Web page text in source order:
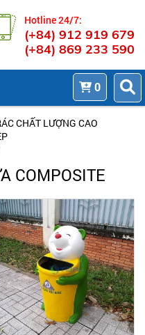
Hotline 24/7:
(+84) 912 919 679
(+84) 869 233 590
0
CHẤT LƯỢNG CAO
COMPOSITE